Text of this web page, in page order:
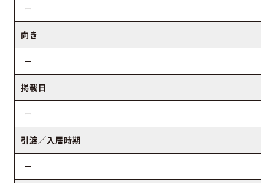
ー
向き
ー
掲載日
ー
引渡／入居時期
ー